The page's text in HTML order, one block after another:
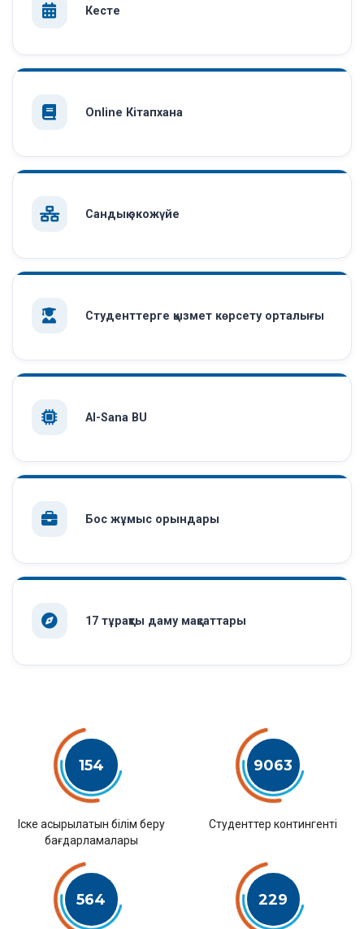
Кесте
Online Кітапхана
Сандық экожүйе
Студенттерге қызмет көрсету орталығы
AI-Sana BU
Бос жұмыс орындары
17 тұрақты даму мақсаттары
154
Іске асырылатын білім беру
бағдарламалары
9063
Студенттер контингенті
564 229